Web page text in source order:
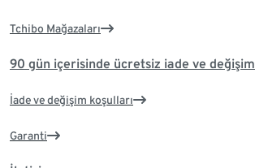
Tchibo Mağazaları
90 gün içerisinde ücretsiz iade ve değişim
İade ve değişim koşulları
Garanti